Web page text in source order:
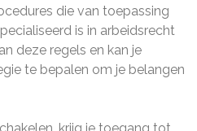
die van toepassing
is in arbeidsrecht
deze regels en kan je
te bepalen om je belangen